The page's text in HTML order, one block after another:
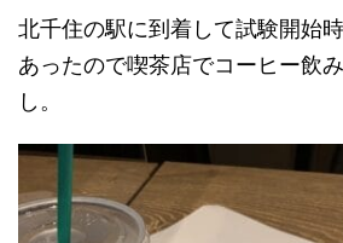
北千住の駅に到着して試験開始
あったので喫茶店でコーヒー飲
し。